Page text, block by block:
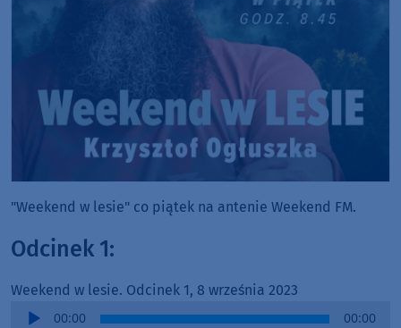
"Weekend w lesie" co piątek na antenie Weekend FM.
Odcinek 1:
Weekend w lesie. Odcinek 1, 8 września 2023
Audio
00:00 00:00